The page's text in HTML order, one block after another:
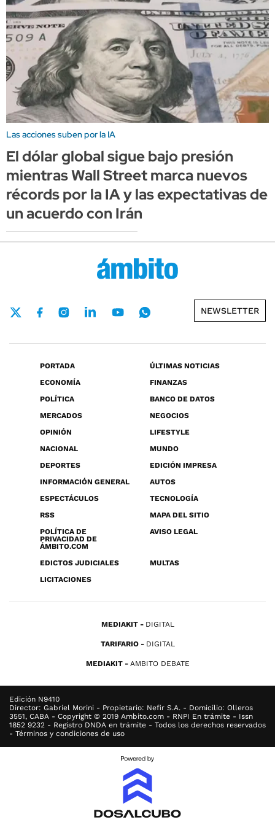
Las acciones suben por la IA
El dólar global sigue bajo presión
mientras Wall Street marca nuevos
récords por la IA y las expectativas de
un acuerdo con Irán
NEWSLETTER
PORTADA
ÚLTIMAS NOTICIAS
ECONOMÍA
FINANZAS
POLÍTICA
BANCO DE DATOS
MERCADOS
NEGOCIOS
OPINIÓN
LIFESTYLE
NACIONAL
MUNDO
DEPORTES
EDICIÓN IMPRESA
INFORMACIÓN GENERAL
AUTOS
ESPECTÁCULOS
TECNOLOGÍA
RSS
MAPA DEL SITIO
POLÍTICA DE
PRIVACIDAD DE
ÁMBITO.COM
AVISO LEGAL
EDICTOS JUDICIALES
MULTAS
LICITACIONES
MEDIAKIT DIGITAL
TARIFARIO DIGITAL
MEDIAKIT AMBITO DEBATE
Edición N9410
Director: Gabriel Morini - Propietario: Nefir S.A. - Domicilio: Olleros
3551, CABA - Copyright © 2019 Ambito.com - RNPI En trámite - Issn
1852 9232 - Registro DNDA en trámite - Todos los derechos reservados
- Términos y condiciones de uso